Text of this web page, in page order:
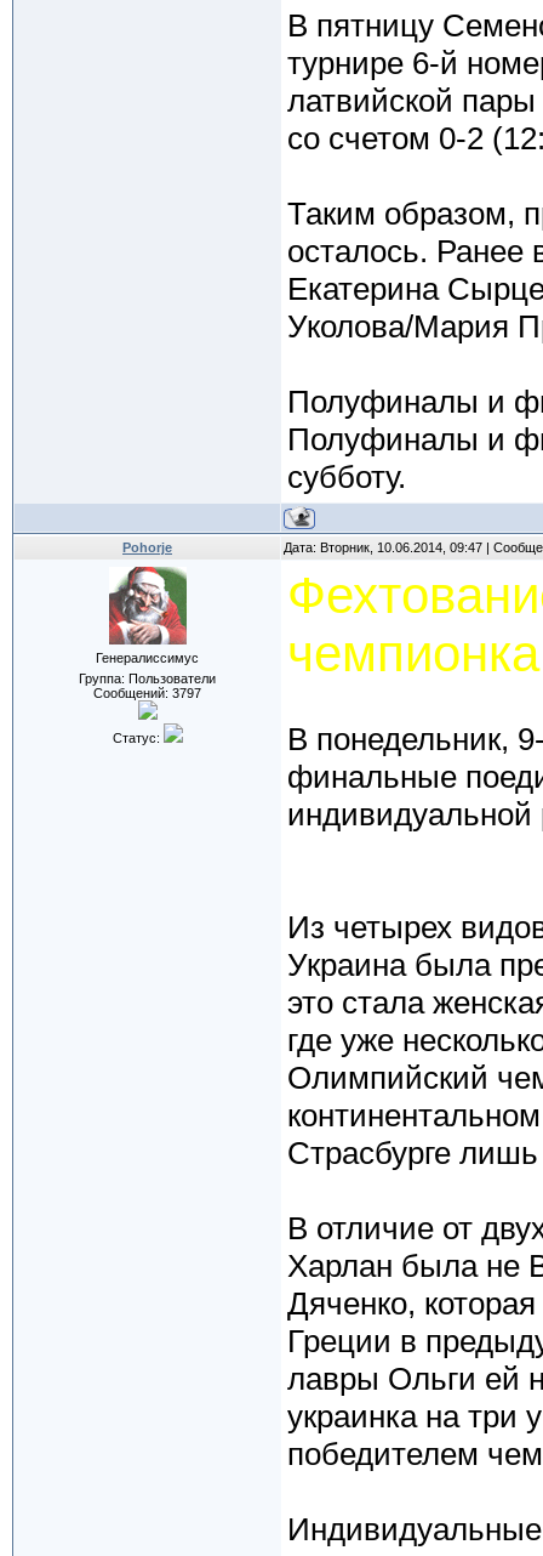
В пятницу
турнире 6-й
латвийской
со счетом 0-2
Таким образом,
осталось. Ранее
Екатерина
Уколова/Мария
Полуфиналы и
Полуфиналы и
субботу.
Pohorje Дата: Вторник, 10.06.2014, 09:47 |
Генералиссимус
Группа: Пользователи
Сообщений: 3797
Статус:
В понедельник,
финальные
индивидуальной
Из четырех
Украина была
это стала
где уже
Олимпийский
Страсбурге
В отличие от
Харлан была не
Дяченко,
Греции в
лавры Ольги ей
украинка на три
победителем